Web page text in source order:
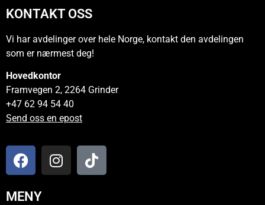
KONTAKT OSS
Vi har avdelinger over hele Norge, kontakt den avdelingen
som er nærmest deg!
Hovedkontor
Framvegen 2, 2264 Grinder
+47 62 94 54 40
Send oss en epost
MENY